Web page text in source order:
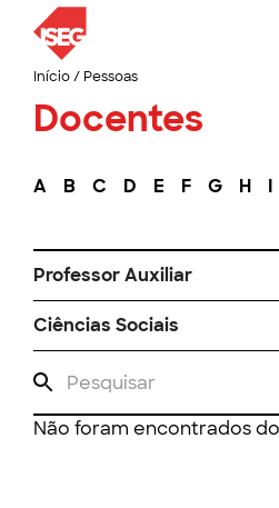
Início/ Pessoas
Docentes
A B C D E F G H I
Professor Auxiliar
Ciências Sociais
Não foram encontrados